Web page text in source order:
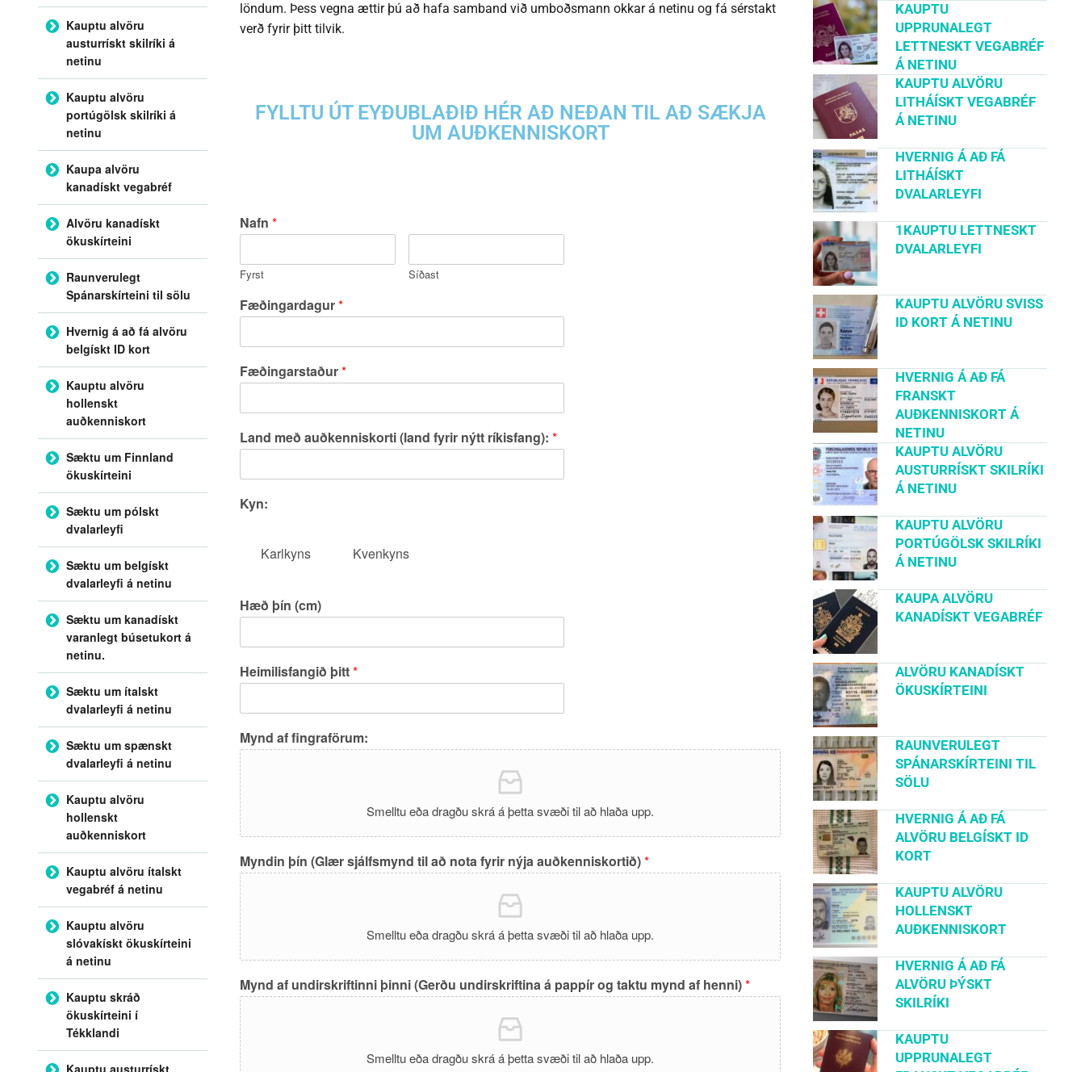
löndum. Þess vegna ættir þú að hafa samband við umboðsmann okkar á netinu og fá sérstakt
verð fyrir þitt tilvik.
FYLLTU ÚT EYÐUBLAÐIÐ HÉR AÐ NEÐAN TIL AÐ SÆKJA
UM AUÐKENNISKORT
Nafn *
Fyrst Síðast
Fæðingardagur*
Fæðingarstaður*
Land með auðkenniskorti (land fyrir nýtt ríkisfang): *
Kyn:
Karlkyns Kvenkyns
Hæð þín (cm)
Heimilisfangið þitt*
Mynd af fingraförum:
Smelltu eða dragðu skrá á þetta svæði til að hlaða upp.
Myndin þín (Glær sjálfsmynd til að nota fyrir nýja auðkenniskortið)*
Smelltu eða dragðu skrá á þetta svæði til að hlaða upp.
Mynd af undirskriftinni þinni (Gerðu undirskriftina á pappír og taktu mynd af henni)*
Smelltu eða dragðu skrá á þetta svæði til að hlaða upp.
Kauptu alvöru
austurrískt skilríki á
netinu
Kauptu alvöru
portúgölsk skilríki á
netinu
Kaupa alvöru
kanadískt vegabréf
Alvöru kanadískt
ökuskírteini
Raunverulegt
Spánarskírteini til sölu
Hvernig á að fá alvöru
belgískt ID kort
Kauptu alvöru
hollenskt
auðkenniskort
Sæktu um Finnland
ökuskírteini
Sæktu um pólskt
dvalarleyfi
Sæktu um belgískt
dvalarleyfi á netinu
Sæktu um kanadískt
varanlegt búsetukort á
netinu.
Sæktu um ítalskt
dvalarleyfi á netinu
Sæktu um spænskt
dvalarleyfi á netinu
Kauptu alvöru
hollenskt
auðkenniskort
Kauptu alvöru ítalskt
vegabréf á netinu
Kauptu alvöru
slóvakískt ökuskírteini
á netinu
Kauptu skráð
ökuskírteini í
Tékklandi
Kauptu austurrískt
KAUPTU
UPPRUNALEGT
LETTNESKT VEGABRÉF
Á NETINU
KAUPTU ALVÖRU
LITHÁÍSKT VEGABRÉF
Á NETINU
HVERNIG Á AÐ FÁ
LITHÁÍSKT
DVALARLEYFI
1KAUPTU LETTNESKT
DVALARLEYFI
KAUPTU ALVÖRU SVISS
ID KORT Á NETINU
HVERNIG Á AÐ FÁ
FRANSKT
AUÐKENNISKORT Á
NETINU
KAUPTU ALVÖRU
AUSTURRÍSKT SKILRÍKI
Á NETINU
KAUPTU ALVÖRU
PORTÚGÖLSK SKILRÍKI
Á NETINU
KAUPA ALVÖRU
KANADÍSKT VEGABRÉF
ALVÖRU KANADÍSKT
ÖKUSKÍRTEINI
RAUNVERULEGT
SPÁNARSKÍRTEINI TIL
SÖLU
HVERNIG Á AÐ FÁ
ALVÖRU BELGÍSKT ID
KORT
KAUPTU ALVÖRU
HOLLENSKT
AUÐKENNISKORT
HVERNIG Á AÐ FÁ
ALVÖRU ÞÝSKT
SKILRÍKI
KAUPTU
UPPRUNALEGT